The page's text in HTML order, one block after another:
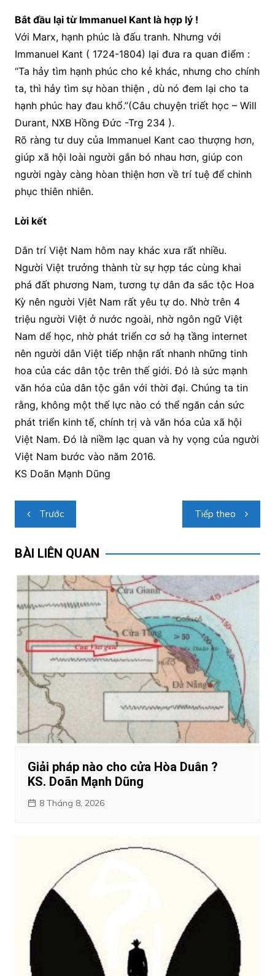
Bắt đầu lại từ Immanuel Kant là hợp lý !
Với Marx, hạnh phúc là đấu tranh. Nhưng với
Immanuel Kant ( 1724-1804) lại đưa ra quan điểm :
“Ta hảy tìm hạnh phúc cho kẻ khác, nhưng cho chính
ta, thì hảy tìm sự hòan thiện , dù nó đem lại cho ta
hạnh phúc hay đau khổ.”(Câu chuyện triết học – Will
Durant, NXB Hồng Đức -Trg 234 ).
Rõ ràng tư duy của Immanuel Kant cao thượng hơn,
giúp xã hội loài người gắn bó nhau hơn, giúp con
người ngày càng hòan thiện hơn về trí tuệ để chinh
phục thiên nhiên.
Lời kết
Dân trí Việt Nam hôm nay khác xưa rất nhiều.
Người Việt trưởng thành từ sự hợp tác cùng khai
phá đất phương Nam, tương tự dân đa sắc tộc Hoa
Kỳ nên người Vịêt Nam rất yêu tự do. Nhờ trên 4
triệu người Việt ở nước ngoài, nhờ ngôn ngữ Việt
Nam dể học, nhờ phát triển cơ sở hạ tầng internet
nên người dân Việt tiếp nhận rất nhanh những tinh
hoa của các dân tộc trên thế giới. Đó là sức mạnh
văn hóa của dân tộc gắn với thời đại. Chúng ta tin
rằng, không một thế lực nào có thể ngăn cản sức
phát triển kinh tế, chính trị và văn hóa của xã hội
Việt Nam. Đó là niềm lạc quan và hy vọng của người
Việt Nam bước vào năm 2016.
KS Doãn Mạnh Dũng
Điều
hướng
bài
Trước Tiếp theo
BÀI LIÊN QUAN
Giải pháp nào cho cửa Hòa Duân ?
KS. Doãn Mạnh Dũng
8 Tháng 8, 2026